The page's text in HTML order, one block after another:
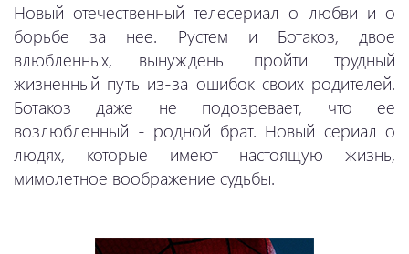
Новый отечественный телесериал о любви и о
борьбе за нее. Рустем и Ботакоз, двое
влюбленных, вынуждены пройти трудный
жизненный путь из-за ошибок своих родителей.
Ботакоз даже не подозревает, что ее
возлюбленный - родной брат. Новый сериал о
людях, которые имеют настоящую жизнь,
мимолетное воображение судьбы.